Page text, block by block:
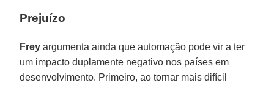
Prejuízo
Frey argumenta ainda que automação pode vir a ter
um impacto duplamente negativo nos países em
desenvolvimento. Primeiro, ao tornar mais difícil